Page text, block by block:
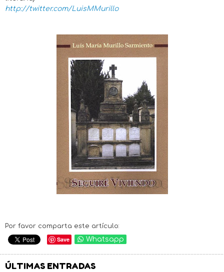
http://twitter.com/LuisMMurillo
Por favor comparta este artículo:
Save Whatsapp
ÚLTIMAS ENTRADAS